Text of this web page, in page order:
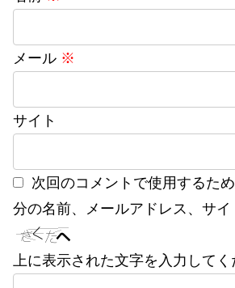
メール ※
サイト
次回のコメントで使用するた
分の名前、メールアドレス、サイ
上に表示された文字を入力してく